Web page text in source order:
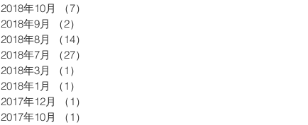
2018年10月
（7）
2018年9月
（2）
2018年8月
（14）
2018年7月
（27）
2018年3月
（1）
2018年1月
（1）
2017年12月
（1）
2017年10月
（1）